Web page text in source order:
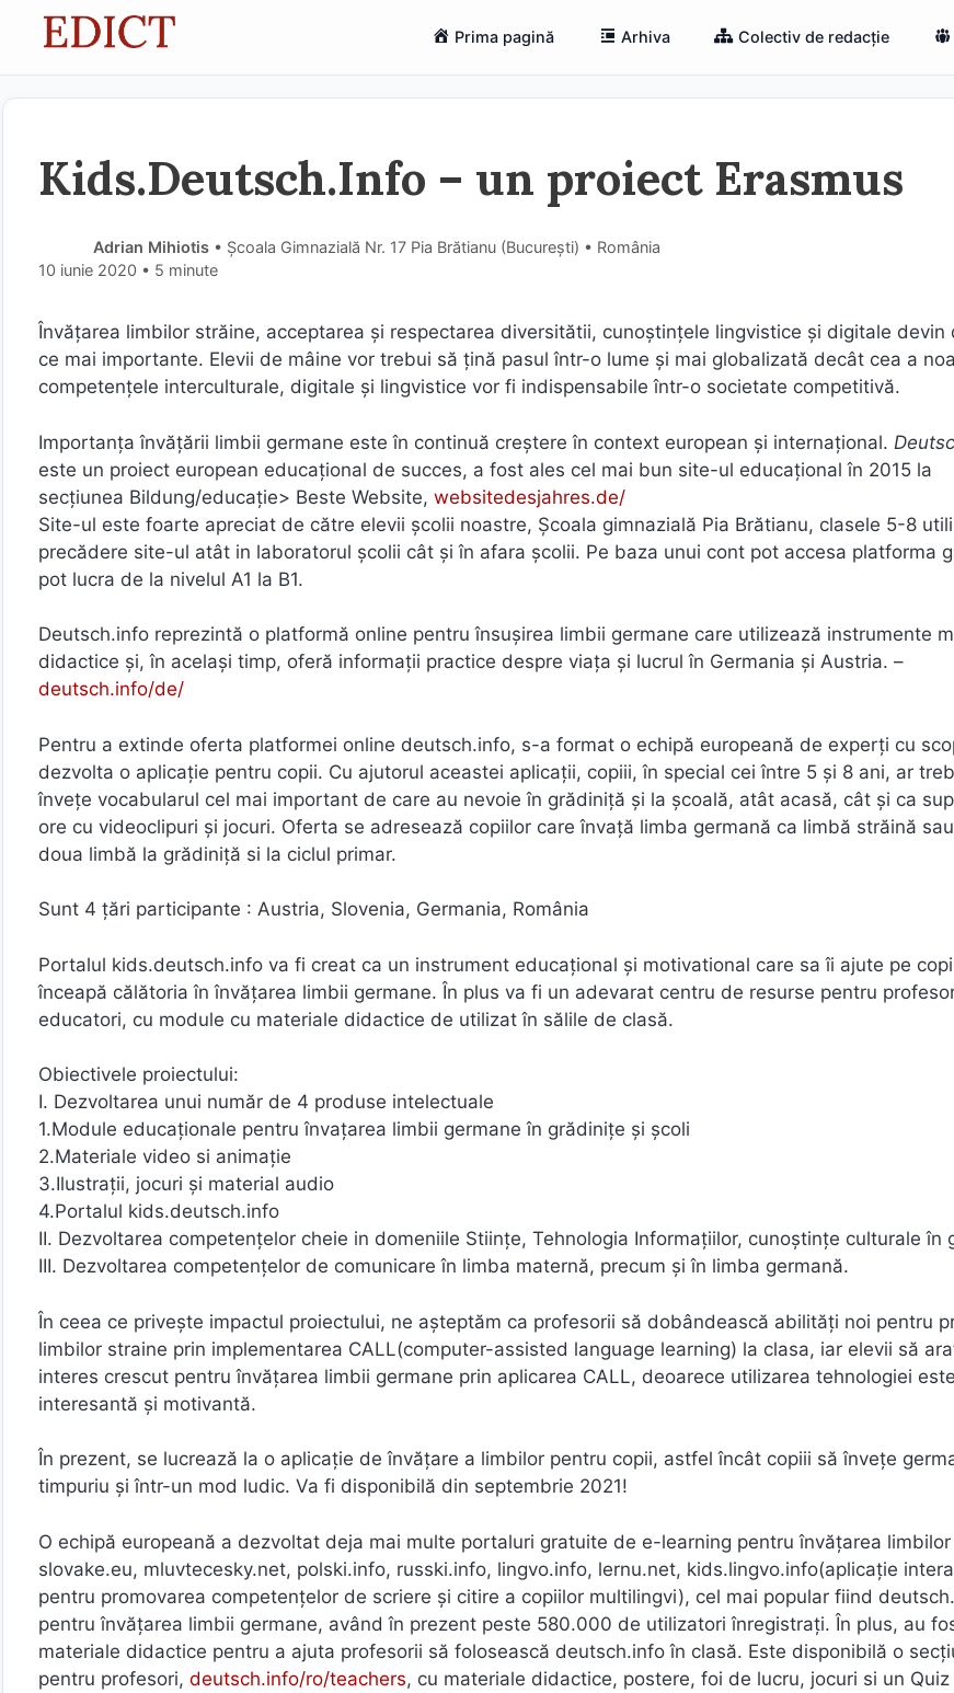
Prima pagină Arhiva Colectiv de redacție
Kids.Deutsch.Info – un proiect Erasmus
Adrian Mihiotis • Școala Gimnazială Nr. 17 Pia Brătianu (Bucureşti) • România
10 iunie 2020 • 5 minute
Învățarea limbilor străine, acceptarea și respectarea diversitătii, cunoștințele lingvistice și digitale devin
ce mai importante. Elevii de mâine vor trebui să țină pasul într-o lume și mai globalizată decât cea a
competențele interculturale, digitale și lingvistice vor fi indispensabile într-o societate competitivă.
Importanța învățării limbii germane este în continuă creștere în context european și internațional.
este un proiect european educațional de succes, a fost ales cel mai bun site-ul educațional în 2015 la
secțiunea Bildung/educație> Beste Website, websitedesjahres.de/
Site-ul este foarte apreciat de către elevii şcolii noastre, Școala gimnazială Pia Brătianu, clasele 5-8
precădere site-ul atât in laboratorul școlii cât și în afara școlii. Pe baza unui cont pot accesa platforma
pot lucra de la nivelul A1 la B1.
Deutsch.info reprezintă o platformă online pentru însușirea limbii germane care utilizează instrumente
didactice și, în același timp, oferă informații practice despre viața și lucrul în Germania și Austria. –
deutsch.info/de/
Pentru a extinde oferta platformei online deutsch.info, s-a format o echipă europeană de experți cu
dezvolta o aplicație pentru copii. Cu ajutorul aceastei aplicații, copiii, în special cei între 5 și 8 ani, ar
învețe vocabularul cel mai important de care au nevoie în grădiniță și la școală, atât acasă, cât și ca
ore cu videoclipuri și jocuri. Oferta se adresează copiilor care învață limba germană ca limbă străină
doua limbă la grădiniță si la ciclul primar.
Sunt 4 țări participante : Austria, Slovenia, Germania, România
Portalul kids.deutsch.info va fi creat ca un instrument educațional și motivational care sa îi ajute pe
înceapă călătoria în învățarea limbii germane. În plus va fi un adevarat centru de resurse pentru
educatori, cu module cu materiale didactice de utilizat în sălile de clasă.
Obiectivele proiectului:
I. Dezvoltarea unui număr de 4 produse intelectuale
1.Module educaționale pentru învațarea limbii germane în grădinițe și școli
2.Materiale video si animație
3.Ilustrații, jocuri și material audio
4.Portalul kids.deutsch.info
II. Dezvoltarea competențelor cheie in domeniile Stiințe, Tehnologia Informațiilor, cunoștințe culturale în
III. Dezvoltarea competențelor de comunicare în limba maternă, precum și în limba germană.
În ceea ce privește impactul proiectului, ne așteptăm ca profesorii să dobândească abilități noi pentru
limbilor straine prin implementarea CALL(computer-assisted language learning) la clasa, iar elevii să
interes crescut pentru învățarea limbii germane prin aplicarea CALL, deoarece utilizarea tehnologiei este
interesantă și motivantă.
În prezent, se lucrează la o aplicație de învățare a limbilor pentru copii, astfel încât copiii să învețe
timpuriu și într-un mod ludic. Va fi disponibilă din septembrie 2021!
O echipă europeană a dezvoltat deja mai multe portaluri gratuite de e-learning pentru învățarea
slovake.eu, mluvtecesky.net, polski.info, russki.info, lingvo.info, lernu.net, kids.lingvo.info(aplicație
pentru promovarea competențelor de scriere și citire a copiilor multilingvi), cel mai popular fiind
pentru învățarea limbii germane, având în prezent peste 580.000 de utilizatori înregistrați. În plus, au
materiale didactice pentru a ajuta profesorii să folosească deutsch.info în clasă. Este disponibilă o
pentru profesori, deutsch.info/ro/teachers, cu materiale didactice, postere, foi de lucru, jocuri si un Quiz